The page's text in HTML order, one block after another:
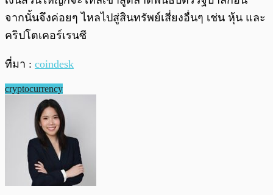
จากนั้นจึงค่อยๆ ไหลไปสู่สินทรัพย์เสี่ยงอื่นๆ เช่น หุ้น และ
คริปโตเคอร์เรนซี
ที่มา : coindesk
cryptocurrency